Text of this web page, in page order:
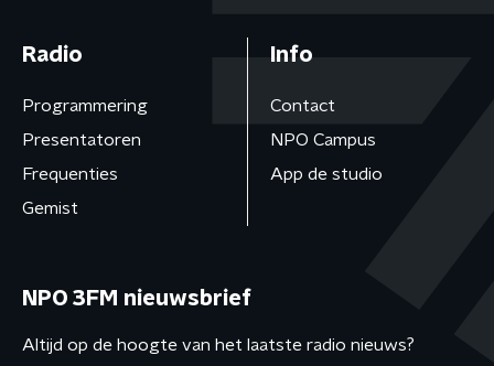
Radio
Programmering
Presentatoren
Frequenties
Gemist
Info
Contact
NPO Campus
App de studio
NPO 3FM nieuwsbrief
Altijd op de hoogte van het laatste radio nieuws?